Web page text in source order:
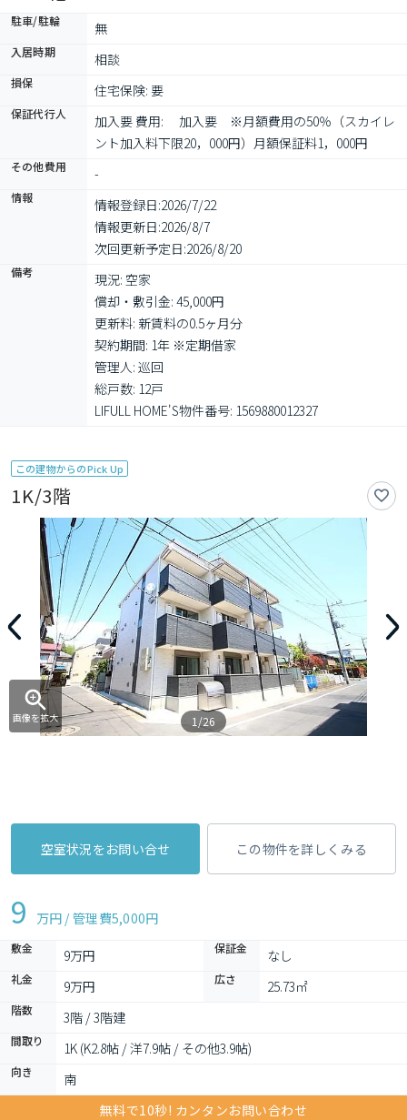
駐車/駐輪 無
入居時期 相談
損保 住宅保険: 要
保証代行人
加入要 費用: 　加入要　※月額費用の50％（スカイレ
ント加入料下限20，000円）月額保証料1，000円
その他費用 -
情報 情報登録日:2026/7/22
情報更新日:2026/8/7
次回更新予定日:2026/8/20
備考
現況: 空家
償却・敷引金: 45,000円
更新料: 新賃料の0.5ヶ月分
契約期間: 1年 ※定期借家
管理人: 巡回
総戸数: 12戸
LIFULL HOME'S物件番号: 1569880012327
この建物からのPick Up
1K/3階
画像を拡大 1/26
空室状況をお問い合せ この物件を詳しくみる
9 万円 / 管理費5,000円
敷金 9万円 保証金 なし
礼金 9万円 広さ 25.73㎡
階数 3階 / 3階建
間取り 1K (K2.8帖 / 洋7.9帖 / その他3.9帖)
向き
南
無料で10秒! カンタンお問い合わせ